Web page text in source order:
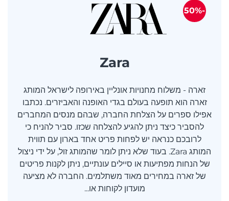
Zara
זארה - משלוח מחנויות אונליין באירופה לישראל המותג
זארה הוא תופעה בעולם בגדי האופנה והאביזרים. נכתבו
אפילו ספרים על הצלחת החברה, שבהם מנסים המחברים
להסביר כיצד ניתן להגיע להצלחה שכזו. סביר להניח כי
לרובכם כנראה יש לפחות פריט אחד בארון עם תווית
המותג Zara. בעוד שלא ניתן לומר שהמותג זול, על ידי ניצול
של הנחות מפתיעות או סיילים עונתיים, ניתן לקנות פריטים
של זארה במחירים מאוד משתלמים. החברה לא מציעה
מועדון לקוחות או...
-50%